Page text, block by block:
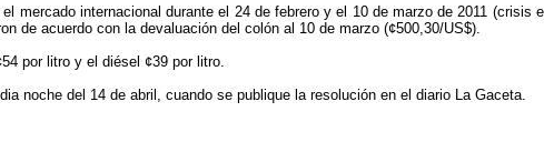
mercado internacional durante el 24 de febrero y el 10 de marzo de 2011 (crisis
de acuerdo con la devaluación del colón al 10 de marzo (¢500,30/US$).
por litro y el diésel ¢39 por litro.
noche del 14 de abril, cuando se publique la resolución en el diario La Gaceta.